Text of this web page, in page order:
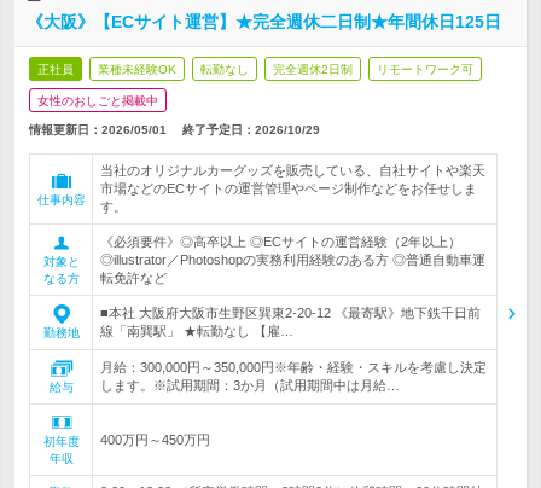
《大阪》【ECサイト運営】★完全週休二日制★年間休日125日
正社員 業種未経験OK 転勤なし 完全週休2日制 リモートワーク可
女性のおしごと掲載中
情報更新日：2026/05/01 終了予定日： 2026/10/29
仕事内容
当社のオリジナルカーグッズを販売している、自社サイトや楽天
市場などのECサイトの運営管理やページ制作などをお任せしま
す。
対象と
なる方
《必須要件》◎高卒以上 ◎ECサイトの運営経験（2年以上）
◎illustrator／Photoshopの実務利用経験のある方 ◎普通自動車運
転免許など
勤務地
■本社 大阪府大阪市生野区巽東2-20-12 《最寄駅》地下鉄千日前
線「南巽駅」 ★転勤なし 【雇…
給与
月給：300,000円～350,000円※年齢・経験・スキルを考慮し決定
します。※試用期間：3か月（試用期間中は月給…
初年度
年収
400万円～450万円